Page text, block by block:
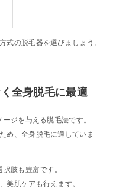
式の脱毛器を選びましょう。
全身脱毛に最適
ジを与える脱毛法です。
め、全身脱毛に適していま
肢も豊富です。
美肌ケアも行えます。